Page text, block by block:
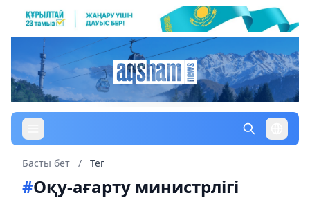
Басты бет / Тег
#Оқу-ағарту министрлігі